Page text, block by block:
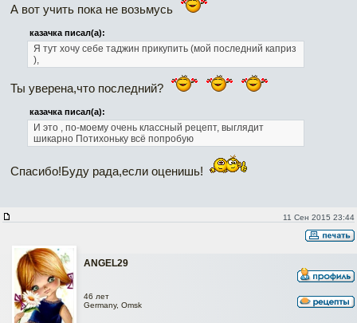
А вот учить пока не возьмусь
казачка писал(а):
Я тут хочу себе таджин прикупить (мой последний каприз
),
Ты уверена,что последний?
казачка писал(а):
И это , по-моему очень классный рецепт, выглядит
шикарно Потихоньку всё попробую
Спасибо!Буду рада,если оценишь!
11 Сен 2015 23:44
ANGEL29
46 лет
Germany, Omsk